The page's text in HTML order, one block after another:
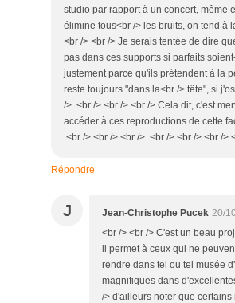
studio par rapport à un concert, même
élimine tous<br /> les bruits, on tend à
<br /> <br /> Je serais tentée de dire
pas dans ces supports si parfaits
justement parce qu'ils prétendent à la
reste toujours "dans la<br /> tête", si
/> <br /> <br /> <br /> Cela dit, c'est
accéder à ces reproductions de cette
<br /> <br /> <br /> <br /> <br /> <br />
Répondre
J Jean-Christophe Pucek 20/
<br /> <br /> C'est un beau
il permet à ceux qui ne
rendre dans tel ou tel musée
magnifiques dans
/> d'ailleurs noter que certains